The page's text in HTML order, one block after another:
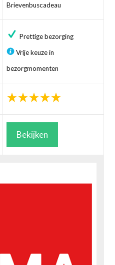
Brievenbuscadeau
Prettige bezorging
Vrije keuze in
bezorgmomenten
Bekijken